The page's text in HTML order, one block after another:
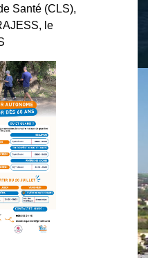
Santé (CLS),
le